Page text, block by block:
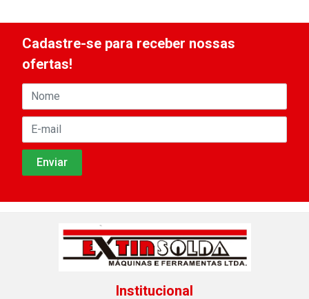
Cadastre-se para receber nossas
ofertas!
Institucional